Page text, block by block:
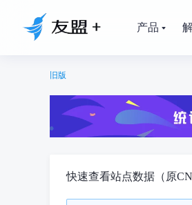
产品
旧版
快速查看站点数据（原